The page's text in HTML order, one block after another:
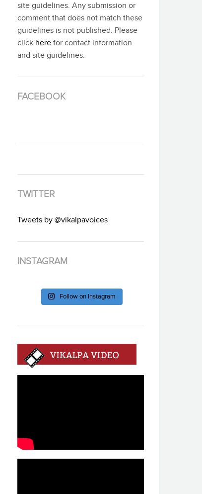
site guidelines. Any submission or
comment that does not match these
guidelines is not published. Please
click here for contact information
and site guidelines.
FACEBOOK
TWITTER
Tweets by @vikalpavoices
INSTAGRAM
Follow on Instagram